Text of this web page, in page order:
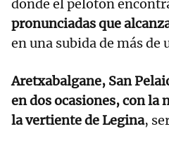
donde el pelotón
pronunciadas que
en una subida de más
Aretxabalgane, San
en dos ocasiones, con la
la vertiente de Legina,